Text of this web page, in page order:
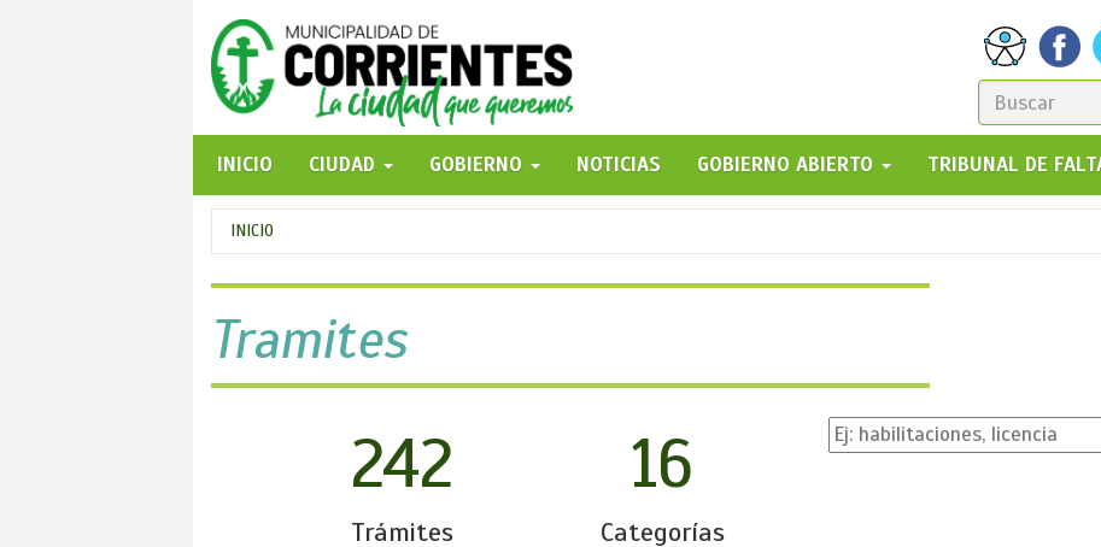
DE
GO!
INICIO
CIUDAD GOBIERNO NOTICIAS GOBIERNO ABIERTO TRIBUNAL DE
Se
encuentra
usted
aquí
INICIO
Tramites
242
Trámites
16
Categorías